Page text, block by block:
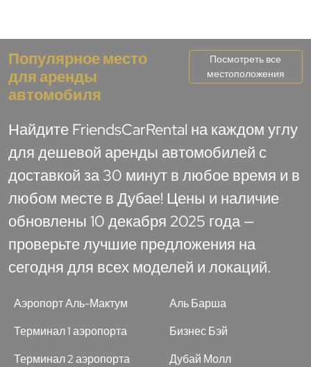
Популярное место
для аренды
автомобиля
Посмотреть все
местоположения
Найдите FriendsCarRental на каждом углу
для дешевой аренды автомобилей с
доставкой за 30 минут в любое время и в
любом месте в Дубае! Цены и наличие
обновлены 10 декабря 2025 года —
проверьте лучшие предложения на
сегодня для всех моделей и локаций.
Аэропорт Аль-Мактум
Терминал 1 аэропорта
Терминал 2 аэропорта
Аль Барша
Бизнес Бэй
Дубай Молл